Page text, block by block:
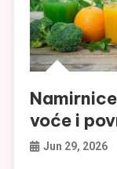
voće i
Jun 29, 2026